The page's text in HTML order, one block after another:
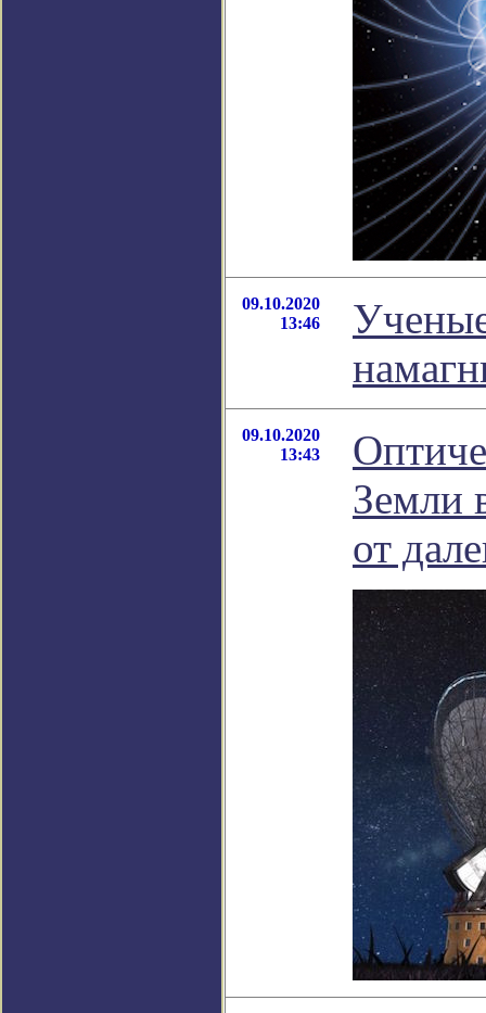
09.10.2020
13:46
09.10.2020
13:43
Земли
от